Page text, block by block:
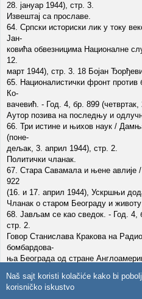
Naš sajt koristi kolačiće kako bi
korisničko iskustvo
28. јануар 1944), стр. 3.
Извештај са прославе.
64. Српски историски лик у току
Јан-
ковића обвезницима Националне
12.
март 1944), стр. 3. 18 Бојан
65. Националистички фронт
Ко-
вачевић. - Год. 4, бр. 899
Аутор позива на последњу и
66. Три истине и њихов наук /
(поне-
дељак, 3. април 1944), стр. 2.
Политички чланак.
67. Стара Савамала и њене авлије
922
(16. и 17. април 1944), Ускршњи
Чланак о старом Београду и
68. Јављам се као сведок. - Год. 4,
стр. 2.
Говор Станислава Кракова на
бомбардова-
ња Београда од стране
угледног
научника / Б. В. Бранковић. - Год. 4,